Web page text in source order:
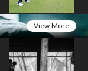
View More